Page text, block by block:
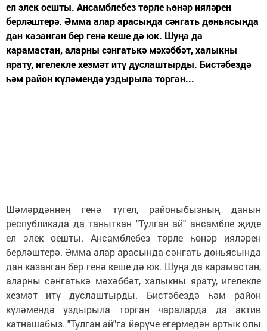
ел элек оешты. Ансамблебез төрле һөнәр ияләрен
берләштерә. Әмма алар арасында сәнгать дөньясында
дан казанган бер генә кеше дә юк. Шуңа да
карамастан, аларны сәнгатькә мәхәббәт, халыкны
ярату, игелекле хезмәт итү дуслаштырды. Бистәбездә
һәм район күләмендә уздырыла торган...
Шәмәрдәннең генә түгел, районы­быз­ның данын
республикада да таныткан "Тулган ай" ансамбле җиде
ел элек оешты. Ансамблебез төрле һөнәр ияләрен
берләштерә. Әмма алар арасында сәнгать дөньясында
дан казанган бер генә кеше дә юк. Шуңа да карамастан,
аларны сәнгатькә мәхәббәт, халыкны ярату, игелекле
хезмәт итү дуслаштырды. Бистәбездә һәм район
күләмендә уздырыла торган чараларда да актив
катнашабыз. "Тулган ай"га йөрүче егермедән артык олы